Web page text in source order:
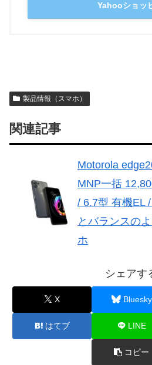
Yahooショッ
製品情報（スマホ）
関連記事
Motorola
MNP一括
/ 6.7型 有機EL
とバランスの
ホ
シェアす
X Bluesky
はてブ LINE
コピー